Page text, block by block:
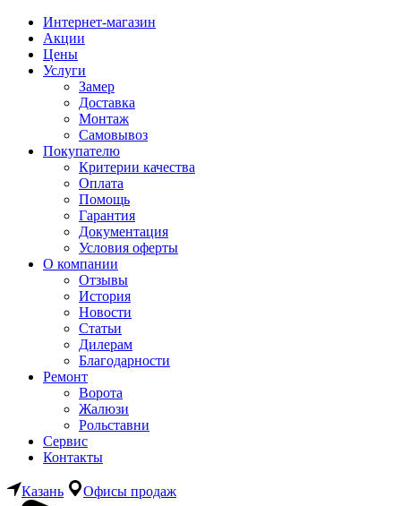
Интернет-магазин
Акции
Цены
Услуги
Замер
Доставка
Монтаж
Самовывоз
Покупателю
Критерии качества
Оплата
Помощь
Гарантия
Документация
Условия оферты
О компании
Отзывы
История
Новости
Статьи
Дилерам
Благодарности
Ремонт
Ворота
Жалюзи
Рольставни
Сервис
Контакты
Казань Офисы продаж